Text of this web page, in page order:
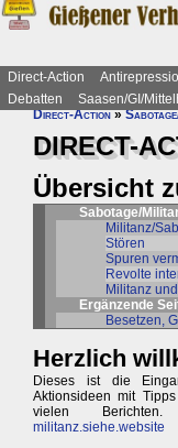
Direct-Action
Debatten
Saasen/GI/
Direct-Action»
DIRECT-
Übersicht
Sabotage/
Militanz/
Stören
Spuren
Revolte
Militanz
Ergänzende
Besetzen,
Herzlich
Dieses ist die
Aktionsideen mit
vielen
militanz.siehe.website